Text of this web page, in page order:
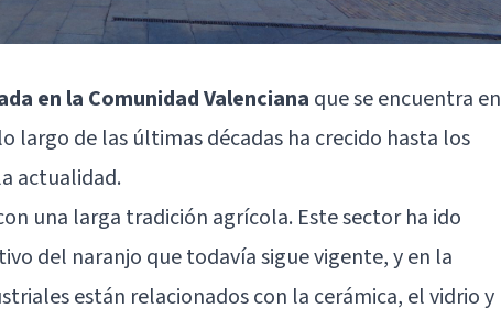
en la Comunidad Valenciana que se encuentra en
largo de las últimas décadas ha crecido hasta los
actualidad.
una larga tradición agrícola. Este sector ha ido
del naranjo que todavía sigue vigente, y en la
están relacionados con la cerámica, el vidrio y